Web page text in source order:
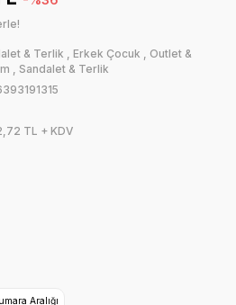
& Terlik , Erkek Çocuk , Outlet &
, Sandalet & Terlik
TL + KDV
Aralığı